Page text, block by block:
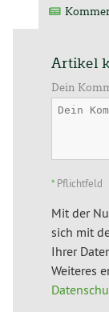
Artikel
Dein
* Pflichtfeld
Mit der
sich mit
Ihrer
Weiteres